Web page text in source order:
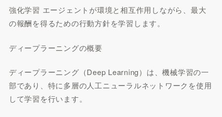
強化学習 エージェントが環境と相互作用しながら、最大
の報酬を得るための行動方針を学習します。
ディープラーニングの概要
ディープラーニング（Deep Learning）は、機械学習の一
部であり、特に多層の人工ニューラルネットワークを使用
して学習を行います。